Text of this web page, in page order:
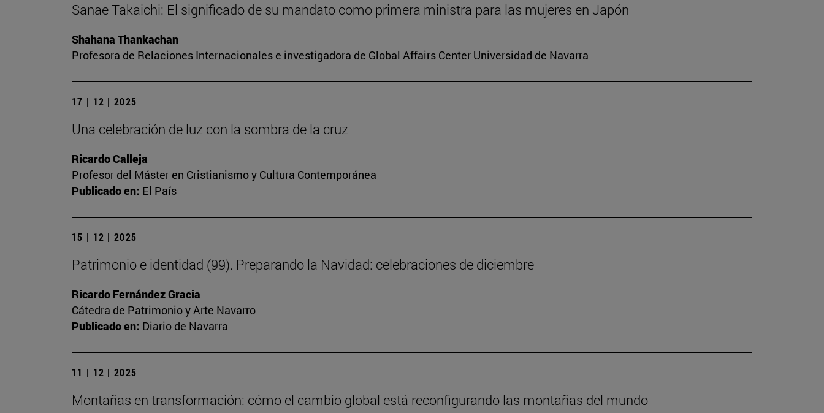
Sanae Takaichi: El significado de su mandato como primera ministra para las mujeres en Japón
Shahana Thankachan
Profesora de Relaciones Internacionales e investigadora de Global Affairs Center Universidad de Navarra
17 | 12 | 2025
Una celebración de luz con la sombra de la cruz
Ricardo Calleja
Profesor del Máster en Cristianismo y Cultura Contemporánea
Publicado en: El País
15 | 12 | 2025
Patrimonio e identidad (99). Preparando la Navidad: celebraciones de diciembre
Ricardo Fernández Gracia
Cátedra de Patrimonio y Arte Navarro
Publicado en: Diario de Navarra
11 | 12 | 2025
Montañas en transformación: cómo el cambio global está reconfigurando las montañas del mundo